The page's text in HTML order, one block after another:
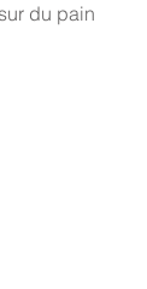
du pain